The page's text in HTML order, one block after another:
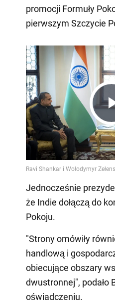
promocji Formuły
pierwszym Szczycie
Jednocześnie
że Indie dołączą do
Pokoju.
"Strony omówiły
handlową i
obiecujące obszary
dwustronnej", podało
oświadczeniu.